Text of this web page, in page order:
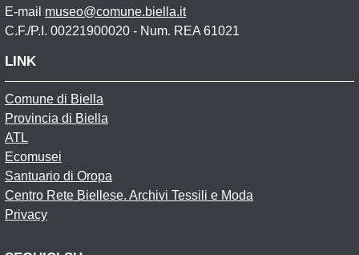
E-mail museo@comune.biella.it
C.F./P.I. 00221900020 - Num. REA 61021
LINK
Comune di Biella
Provincia di Biella
ATL
Ecomusei
Santuario di Oropa
Centro Rete Biellese. Archivi Tessili e Moda
Privacy